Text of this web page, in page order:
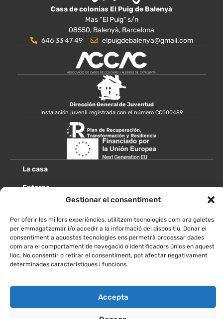
Gestionar el consentiment
Per oferir les millors experiències, utilitzem tecnologies com ara galetes
per emmagatzemar i/o accedir a la informació del dispositiu. Donar el
consentiment a aquestes tecnologies ens permetrà processar dades
com ara el comportament de navegació o identificadors únics en aquest
lloc. No consentir o retirar el consentiment, pot afectar negativament
determinades característiques i funcions.
Accepta
Casa de colonias El Puig de Balenyà
Mas “El Puig” s/n
08550, Balenyà, Barcelona
646 33 47 49
elpuigdebalenya@gmail.com
Dirección General de Juventud
Instalación juvenil registrada con el número CC000489
La casa
Entorno
Grupos
Imágenes
Cómo llegar